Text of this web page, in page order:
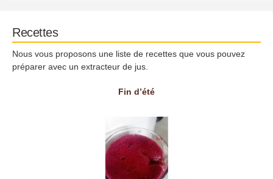
Recettes
Nous vous proposons une liste de recettes que vous pouvez
préparer avec un extracteur de jus.
Fin d’été